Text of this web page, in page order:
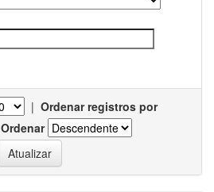
| Ordenar registros por
Ordenar